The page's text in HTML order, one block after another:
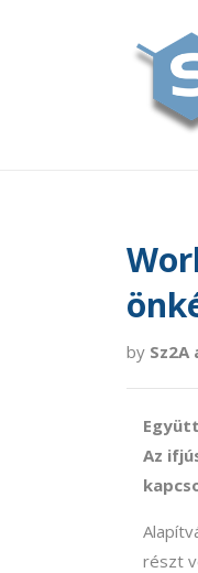
by Sz2A
Az
részt